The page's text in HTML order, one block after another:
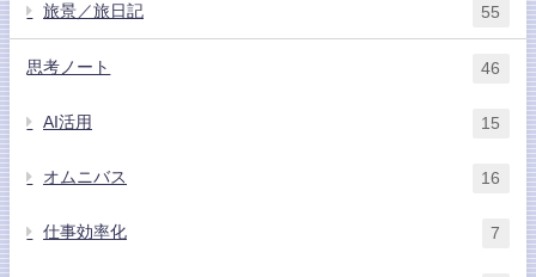
旅景／旅日記 55
思考ノート 46
AI活用 15
オムニバス 16
仕事効率化 7